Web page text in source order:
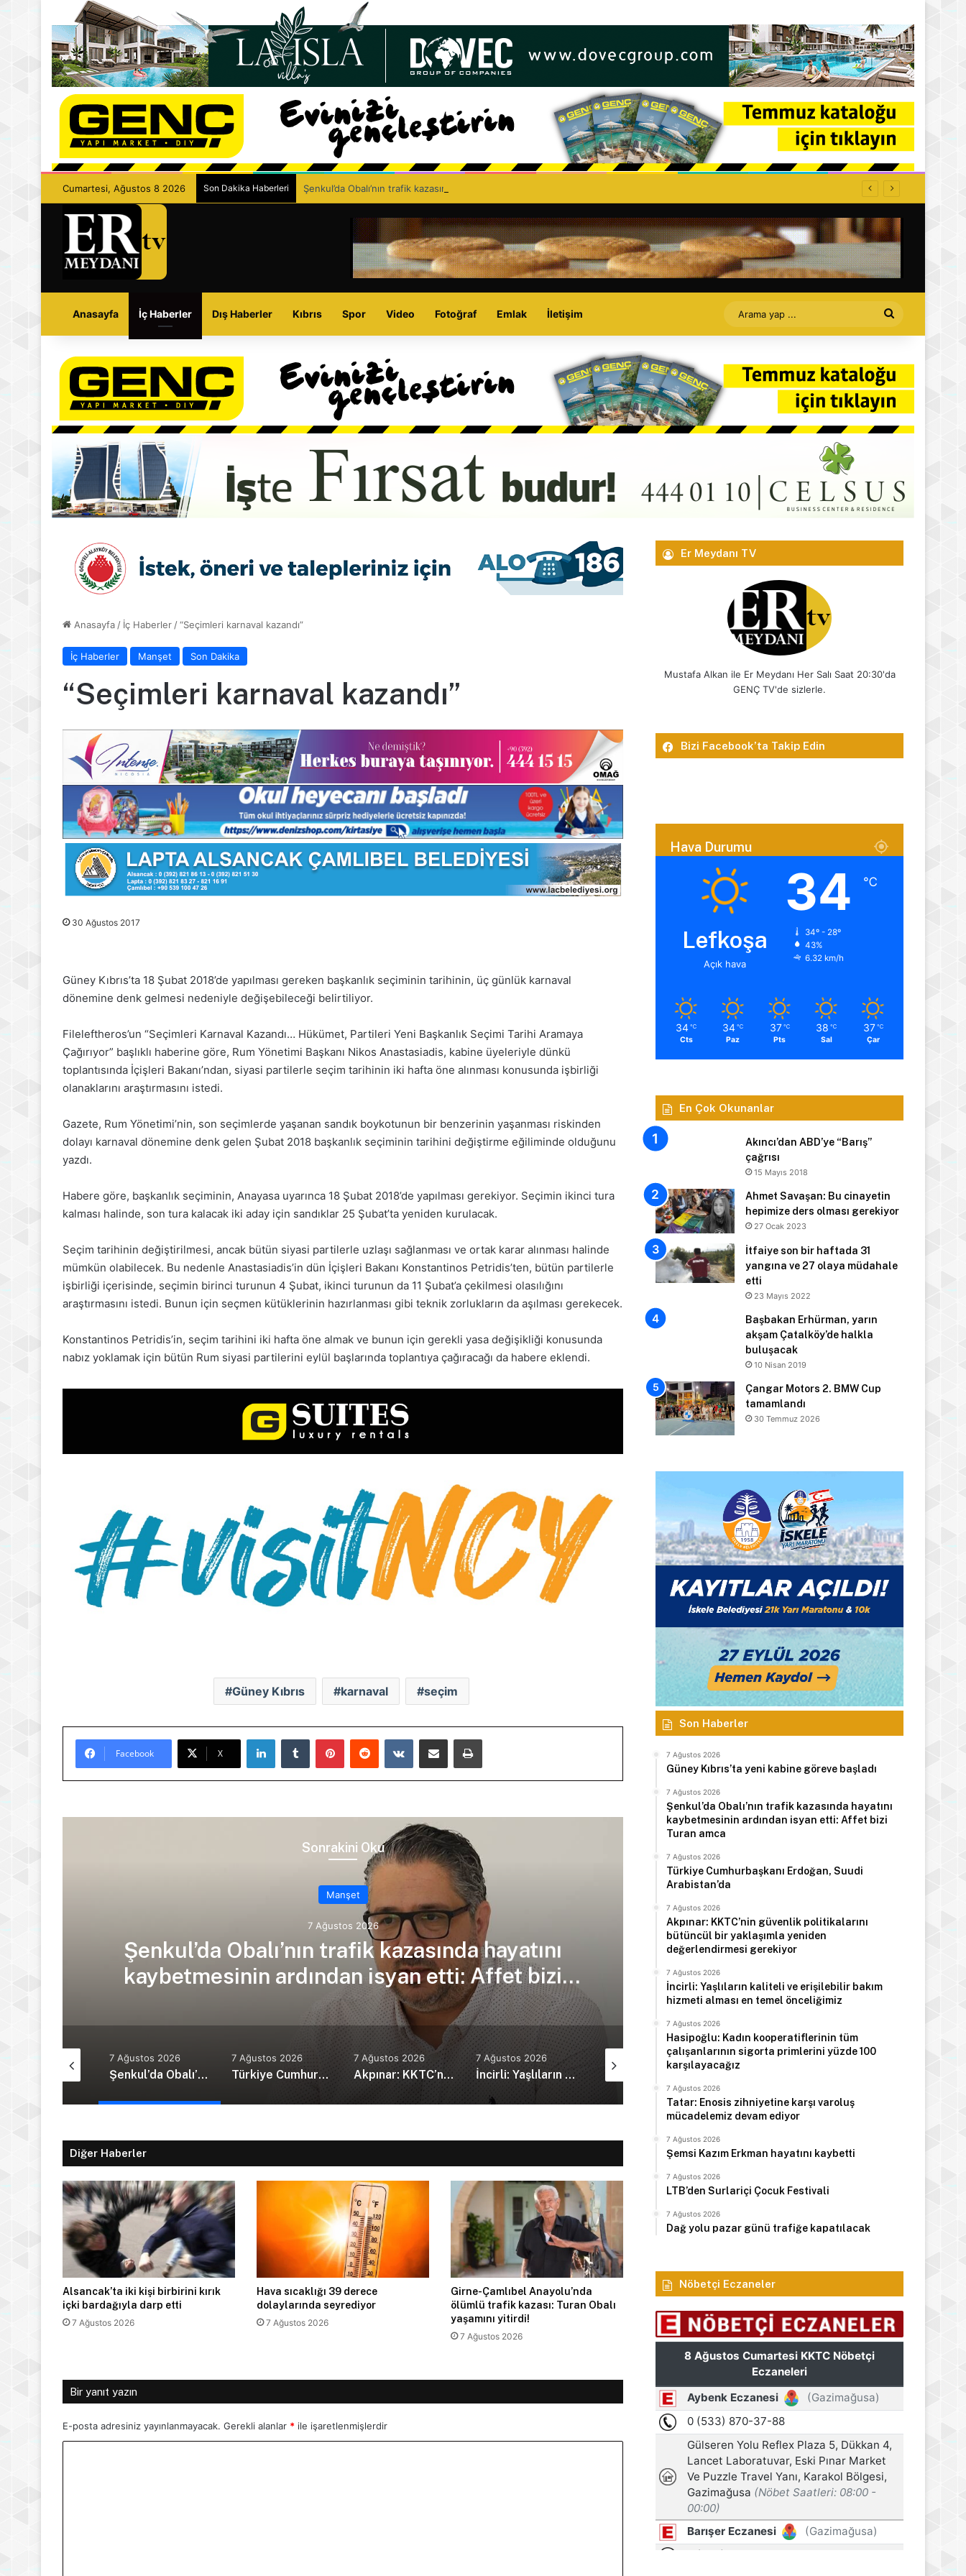
Cumartesi, Ağustos 8 2026 Son Dakika Haberleri Şenkul’da Obalı’nın trafik kazasında hayatını kaybetmesinin ardından isyan etti: Affet bizi Turan amca
Anasayfa İç Haberler Dış Haberler Kıbrıs Spor Video Fotoğraf Emlak İletişim
Arama
yap
...
Anasayfa / İç Haberler /“Seçimleri karnaval kazandı”
İç Haberler Manşet Son Dakika
“Seçimleri karnaval kazandı”
30 Ağustos 2017
Güney Kıbrıs’ta 18 Şubat 2018’de yapılması gereken başkanlık seçiminin tarihinin, üç günlük karnaval
dönemine denk gelmesi nedeniyle değişebileceği belirtiliyor.
Fileleftheros’un “Seçimleri Karnaval Kazandı… Hükümet, Partileri Yeni Başkanlık Seçimi Tarihi Aramaya
Çağırıyor” başlıklı haberine göre, Rum Yönetimi Başkanı Nikos Anastasiadis, kabine üyeleriyle dünkü
toplantısında İçişleri Bakanı’ndan, siyasi partilerle seçim tarihinin iki hafta öne alınması konusunda işbirliği
olanaklarını araştırmasını istedi.
Gazete, Rum Yönetimi’nin, son seçimlerde yaşanan sandık boykotunun bir benzerinin yaşanması riskinden
dolayı karnaval dönemine denk gelen Şubat 2018 başkanlık seçiminin tarihini değiştirme eğiliminde olduğunu
yazdı.
Habere göre, başkanlık seçiminin, Anayasa uyarınca 18 Şubat 2018’de yapılması gerekiyor. Seçimin ikinci tura
kalması halinde, son tura kalacak iki aday için sandıklar 25 Şubat’ta yeniden kurulacak.
Seçim tarihinin değiştirilmesi, ancak bütün siyasi partilerle uzlaşı sağlanması ve ortak karar alınması halinde
mümkün olabilecek. Bu nedenle Anastasiadis’in dün İçişleri Bakanı Konstantinos Petridis’ten, bütün partilerle
işbirliği içerisinde, seçimin birinci turunun 4 Şubat, ikinci turunun da 11 Şubat’a çekilmesi olasılığını
araştırmasını istedi. Bunun için seçmen kütüklerinin hazırlanması gibi teknik zorlukların da aşılması gerekecek.
Konstantinos Petridis’in, seçim tarihini iki hafta öne almak ve bunun için gerekli yasa değişikliği konusunda
nabız yoklamak için bütün Rum siyasi partilerini eylül başlarında toplantıya çağıracağı da habere eklendi.
Güney Kıbrıs karnaval seçim
Facebook X
LinkedInTumblr PinterestReddit VKontakteE-Posta ile paylaş Yazdır
Sonrakini Oku
Manşet
7 Ağustos 2026
Şenkul’da Obalı’nın trafik kazasında hayatını
kaybetmesinin ardından isyan etti: Affet bizi
Turan amca
Türkiye Cumhurbaşkanı
Arabistan’da
7 Ağustos 2026
Şenkul’da Obalı’nın trafik kazasında hayatını kaybetmesinin ardından isyan etti: Affet bizi Turan amca
7 Ağustos 2026
Türkiye Cumhurbaşkanı Erdoğan, Suudi Arabistan’da
7 Ağustos 2026
Akpınar: KKTC’nin güvenlik politikalarını bütüncül bir yaklaşımla yeniden değerlendirmesi gerekiyor
7 Ağustos 2026
İncirli: Yaşlıların kaliteli ve erişilebilir bakım hizmeti alması en temel önceliğimiz
7 Ağustos 2026
Hasipoğlu: Kadın kooperatiflerinin tüm çalışanlarının sigorta primlerini yüzde 100 karşılayacağız
7 Ağustos 2026 7 Ağustos 2026
Diğer Haberler
Alsancak’ta iki kişi birbirini kırık
içki bardağıyla darp etti
7 Ağustos 2026
Hava sıcaklığı 39 derece
dolaylarında seyrediyor
7 Ağustos 2026
Girne-Çamlıbel Anayolu’nda
ölümlü trafik kazası: Turan Obalı
yaşamını yitirdi!
7 Ağustos 2026
Bir yanıt yazın
E-posta adresiniz yayınlanmayacak. Gerekli alanlar * ile işaretlenmişlerdir
Er Meydanı TV
Mustafa Alkan ile Er Meydanı Her Salı Saat 20:30'da
GENÇ TV'de sizlerle.
Bizi Facebook’ta Takip Edin
Hava Durumu
Lefkoşa
Açık hava
34 ℃
34º - 28º
43%
6.32 km/h
34 ℃
Cts
34 ℃
Paz
37 ℃
Pts
38 ℃
Sal
37 ℃
Çar
En Çok Okunanlar
Akıncı’dan ABD’ye “Barış”
çağrısı
15 Mayıs 2018
Ahmet Savaşan: Bu cinayetin
hepimize ders olması gerekiyor
27 Ocak 2023
İtfaiye son bir haftada 31
yangına ve 27 olaya müdahale
etti
23 Mayıs 2022
Başbakan Erhürman, yarın
akşam Çatalköy’de halkla
buluşacak
10 Nisan 2019
Çangar Motors 2. BMW Cup
tamamlandı
30 Temmuz 2026
Son Haberler
7 Ağustos 2026
Güney Kıbrıs’ta yeni kabine göreve başladı
7 Ağustos 2026
Şenkul’da Obalı’nın trafik kazasında hayatını
kaybetmesinin ardından isyan etti: Affet bizi
Turan amca
7 Ağustos 2026
Türkiye Cumhurbaşkanı Erdoğan, Suudi
Arabistan’da
7 Ağustos 2026
Akpınar: KKTC’nin güvenlik politikalarını
bütüncül bir yaklaşımla yeniden
değerlendirmesi gerekiyor
7 Ağustos 2026
İncirli: Yaşlıların kaliteli ve erişilebilir bakım
hizmeti alması en temel önceliğimiz
7 Ağustos 2026
Hasipoğlu: Kadın kooperatiflerinin tüm
çalışanlarının sigorta primlerini yüzde 100
karşılayacağız
7 Ağustos 2026
Tatar: Enosis zihniyetine karşı varoluş
mücadelemiz devam ediyor
7 Ağustos 2026
Şemsi Kazım Erkman hayatını kaybetti
7 Ağustos 2026
LTB’den Surlariçi Çocuk Festivali
7 Ağustos 2026
Dağ yolu pazar günü trafiğe kapatılacak
Nöbetçi Eczaneler